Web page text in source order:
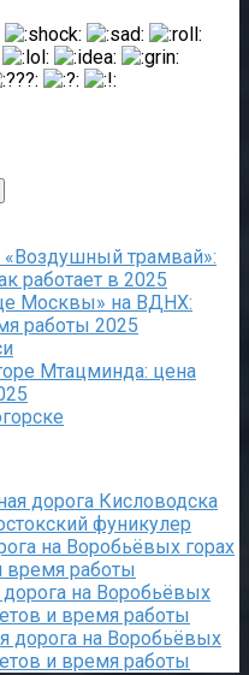
«Воздушный трамвай»:
работает в 2025
Москвы» на ВДНХ:
работы 2025
Мтацминда: цена
дорога Кисловодска
фуникулер
на Воробьёвых горах
время работы
дорога на Воробьёвых
и время работы
дорога на Воробьёвых
и время работы